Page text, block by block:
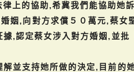
上的協助,希冀我們能協助她
姻,向對方求償５０萬元,蔡女
,認定蔡女涉入對方婚姻,並批
並支持她所做的決定,目前的